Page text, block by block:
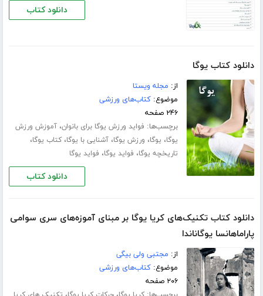
دانلود کتاب
دانلود کتاب یوگا
از: مجله ویستا
موضوع:کتاب‌های ورزشی
۲۴۶ صفحه
برچسب‌ها: فواید ورزش یوگا برای بانوان،آموزش ورزش
یوگا، یوگا، ورزش یوگا،آشنایی با یوگا،کتاب یوگا،
تاریخچه یوگا، فواید یوگا، فواید یوگا
دانلود کتاب
دانلود کتاب تکنیک‌های کریا یوگا بر مبنای آموزه‌های سری سوامی
پاراماهانسا یوگاناندا
از: مجتبی ولی بیگی
موضوع:کتاب‌های ورزشی
۲۰۶ صفحه